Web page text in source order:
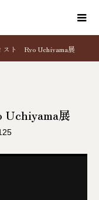
スト Ryo Uchiyama展
展